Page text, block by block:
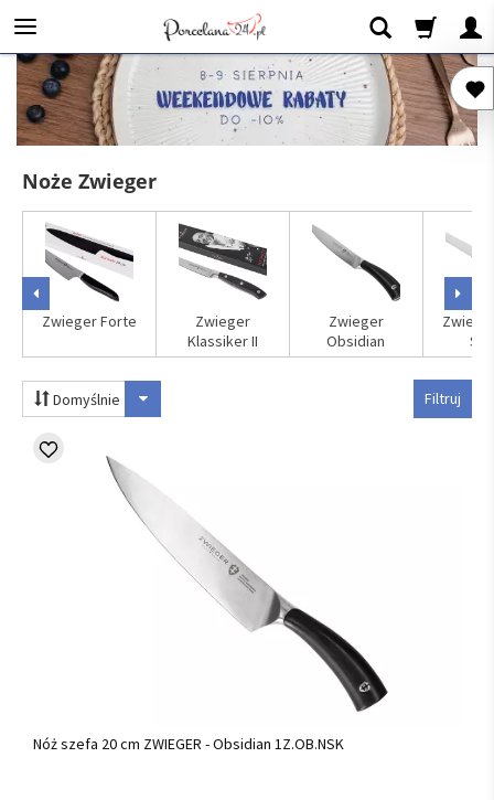
Noże Zwieger
Zwieger Forte
Zwieger
Klassiker II
Zwieger
Obsidian
Filtruj
Domyślnie
Nóż szefa 20 cm ZWIEGER - Obsidian 1Z.OB.NSK